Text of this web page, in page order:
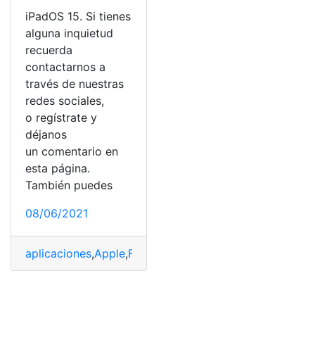
iPadOS 15. Si tienes
alguna inquietud
recuerda
contactarnos a
través de nuestras
redes sociales,
o regístrate y
déjanos
un comentario en
esta página.
También puedes
08/06/2021
aplicaciones,Apple,Funciones